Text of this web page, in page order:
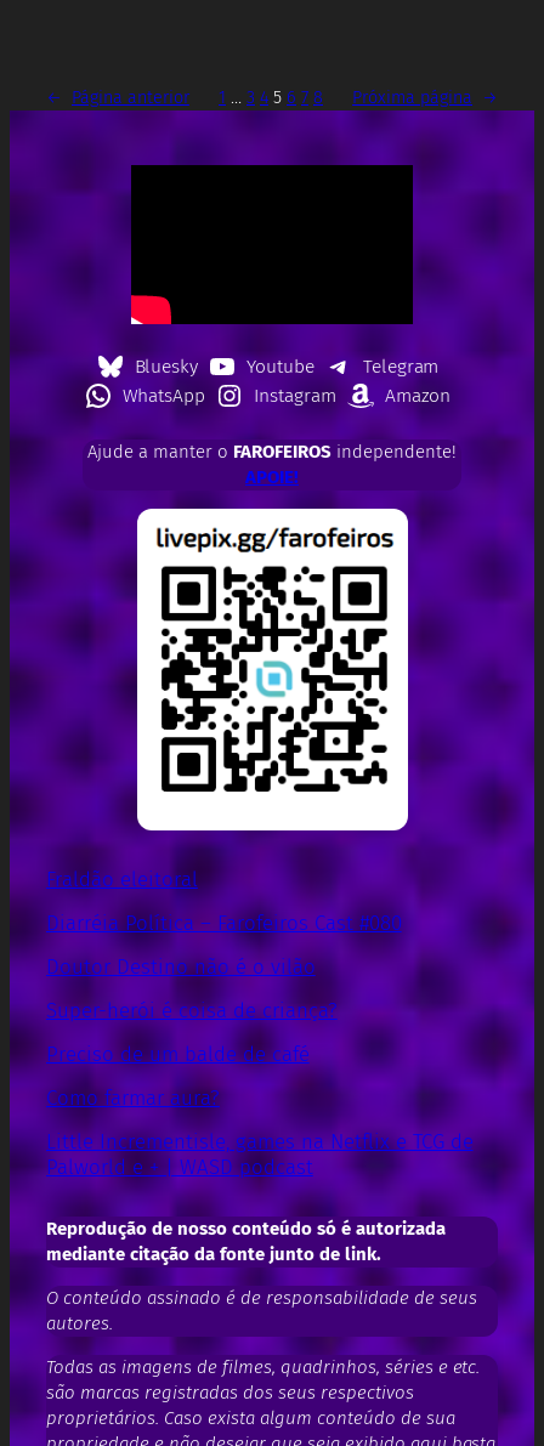
← Página anterior 1 … 3 4 5 6 7 8 Próxima página →
Bluesky Youtube
Telegram
WhatsApp
Instagram Amazon
Ajude a manter o FAROFEIROSindependente!
APOIE!
Fraldão eleitoral
Diarréia Política – Farofeiros Cast #080
Doutor Destino não é o vilão
Super-herói é coisa de criança?
Preciso de um balde de café
Como farmar aura?
Little Incrementisle, games na Netflix e TCG de
Palworld e + | WASD podcast
Reprodução de nosso conteúdo só é autorizada
mediante citação da fonte junto de link.
O conteúdo assinado é de responsabilidade de seus
autores.
Todas as imagens de filmes, quadrinhos, séries e etc.
são marcas registradas dos seus respectivos
proprietários. Caso exista algum conteúdo de sua